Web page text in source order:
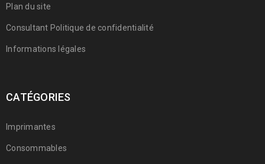
Plan du site
Consultant Politique de confidentialité
Informations légales
CATÉGORIES
Imprimantes
Consommables